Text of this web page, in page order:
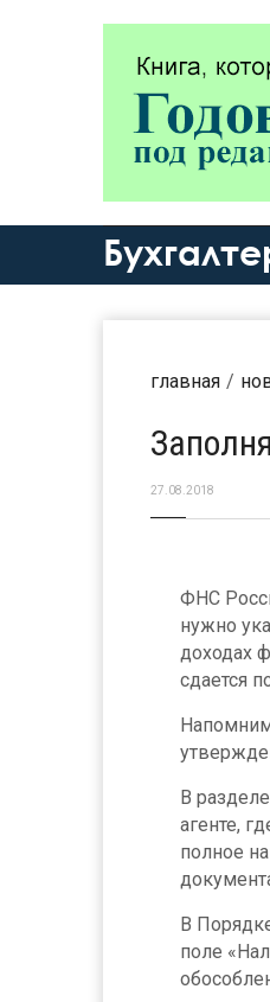
главная
27.08.2018
ФНС
нужно
доходах
сдается
В
агенте,
полное
В
поле